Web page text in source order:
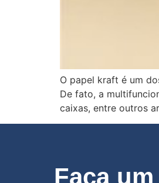
O papel kraft é um
De fato, a
caixas, entre outros
Faça